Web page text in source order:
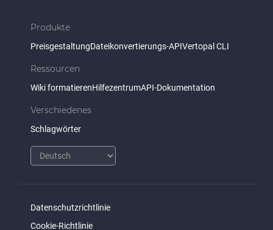
Produkte
PreisgestaltungDateikonvertierungs-APIVertopal CLI
Ressourcen
Wiki formatierenHilfezentrumAPI-Dokumentation
Verschiedenes
Schlagwörter
Datenschutzrichtlinie
Cookie-Richtlinie